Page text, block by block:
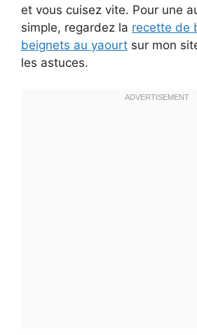
et vous cuisez vite. Pour une
simple, regardez la recette de
beignets au yaourt sur mon
les astuces.